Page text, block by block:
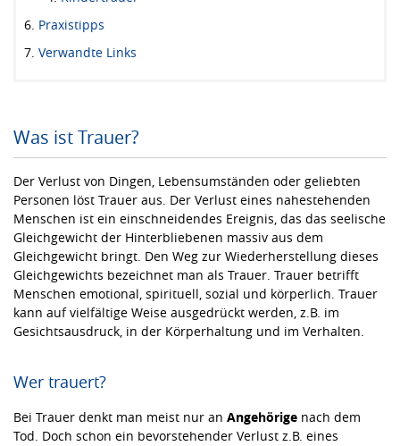
Praxistipps
Verwandte Links
Was ist Trauer?
Der Verlust von Dingen, Lebensumständen oder geliebten
Personen löst Trauer aus. Der Verlust eines nahestehenden
Menschen ist ein einschneidendes Ereignis, das das seelische
Gleichgewicht der Hinterbliebenen massiv aus dem
Gleichgewicht bringt. Den Weg zur Wiederherstellung dieses
Gleichgewichts bezeichnet man als Trauer. Trauer betrifft
Menschen emotional, spirituell, sozial und körperlich. Trauer
kann auf vielfältige Weise ausgedrückt werden, z.B. im
Gesichtsausdruck, in der Körperhaltung und im Verhalten.
Wer trauert?
Bei Trauer denkt man meist nur an Angehörige nach dem
Tod. Doch schon ein bevorstehender Verlust z.B. eines